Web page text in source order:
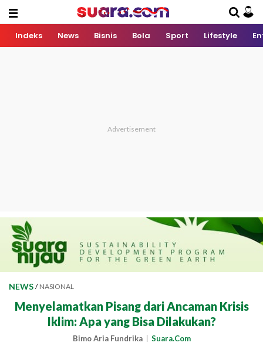
Indeks News Bisnis Bola Sport Lifestyle
NEWS / NASIONAL
Menyelamatkan Pisang dari Ancaman Krisis
Iklim: Apa yang Bisa Dilakukan?
Bimo Aria Fundrika Suara.Com